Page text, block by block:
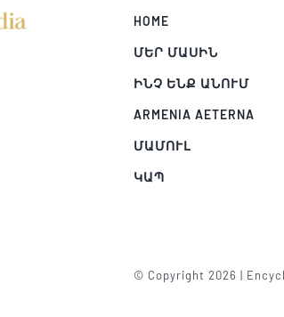
HOME
ՄԵՐ ՄԱՍԻՆ
ԻՆՉ ԵՆՔ ԱՆՈՒՄ
ARMENIA AETERNA
ՄԱՄՈՒԼ
ԿԱՊ
© Copyright 2026 |